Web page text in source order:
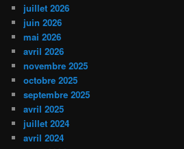
juillet 2026
juin 2026
mai 2026
avril 2026
novembre 2025
octobre 2025
septembre 2025
avril 2025
juillet 2024
avril 2024